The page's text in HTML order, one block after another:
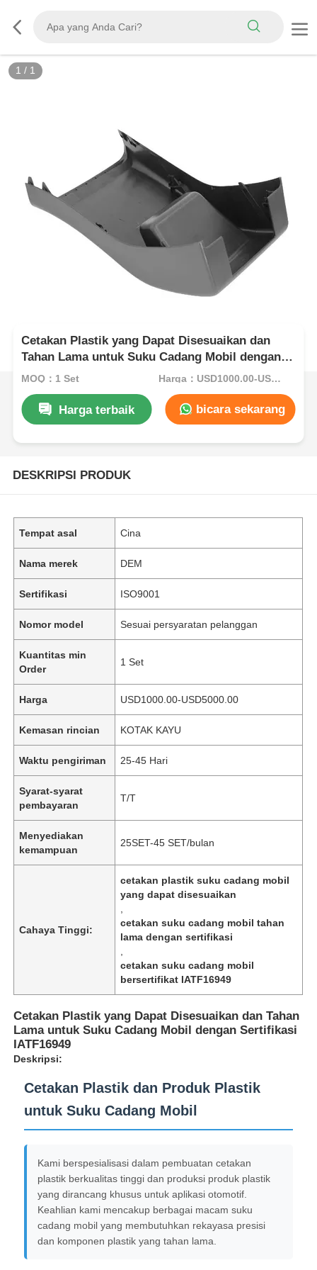
1 / 1
Cetakan Plastik yang Dapat Disesuaikan dan
Tahan Lama untuk Suku Cadang Mobil dengan
Sertifikasi IATF16949
MOQ：1 Set Harga：USD1000.00-USD5000.00
Harga terbaik bicara sekarang
DESKRIPSI PRODUK
Tempat asal Cina
Nama merek DEM
Sertifikasi ISO9001
Nomor model Sesuai persyaratan pelanggan
Kuantitas min
Order
1 Set
Harga USD1000.00-USD5000.00
Kemasan rincian KOTAK KAYU
Waktu pengiriman 25-45 Hari
Syarat-syarat
pembayaran
T/T
Menyediakan
kemampuan
25SET-45 SET/bulan
Cahaya Tinggi:
cetakan plastik suku cadang mobil
yang dapat disesuaikan
cetakan suku cadang mobil tahan
lama dengan sertifikasi
cetakan suku cadang mobil
bersertifikat IATF16949
Cetakan Plastik yang Dapat Disesuaikan dan Tahan
Lama untuk Suku Cadang Mobil dengan Sertifikasi
IATF16949
Deskripsi:
Cetakan Plastik dan Produk Plastik
untuk Suku Cadang Mobil
Kami berspesialisasi dalam pembuatan cetakan
plastik berkualitas tinggi dan produksi produk plastik
yang dirancang khusus untuk aplikasi otomotif.
Keahlian kami mencakup berbagai macam suku
cadang mobil yang membutuhkan rekayasa presisi
dan komponen plastik yang tahan lama.